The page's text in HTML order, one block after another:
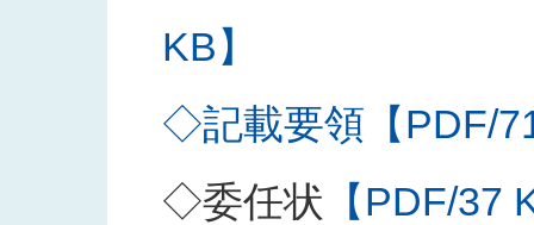
KB】
◇記載要領【PDF/
◇委任状 【PDF/37